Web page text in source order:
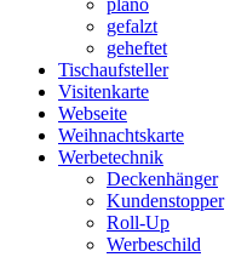
plano
gefalzt
geheftet
Tischaufsteller
Visitenkarte
Webseite
Weihnachtskarte
Werbetechnik
Deckenhänger
Kundenstopper
Roll-Up
Werbeschild